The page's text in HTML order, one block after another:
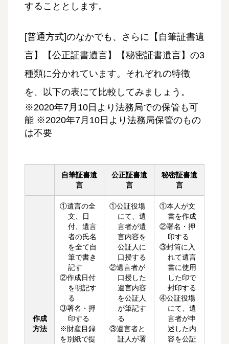
することとします。
[普通方式]のなかでも、さらに【自筆証書遺
言】【公正証書遺言】【秘密証書遺言】の3
種類に分かれています。それぞれの特徴
を、以下の表にて比較してみましょう。
※2020年7月10日より法務局での保管も可
能 ※2020年7月10日より法務局保管のもの
は不要
自筆証書遺
言
公正証書遺
言
秘密証書遺
言
作成
方法
①遺言の全
文、日
付、遺言
者の氏名
を全て自
筆で書き
記す
②作成日付
を明記す
る
③署名・押
印する
※財産目録
を別紙で提
①公証役場
にて、遺
言者が遺
言内容を
公証人に
口授する
②遺言者が
口授した
遺言内容
を公証人
が筆記す
る
③遺言者と
証人が署
①本人が文
書を作成
②署名・押
印する
③封筒に入
れて遺言
書に使用
した印で
封印する
④公証役場
にて、遺
言者が申
述した内
容を公証